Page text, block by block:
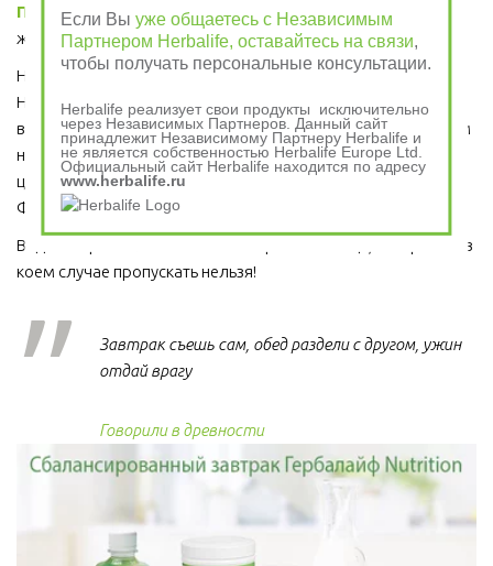
Правильное питание - это основа активной и энергичной
жизни.
Начните и Вы свой день со сбалансированного завтрака от
Herbalife Nutrition, как это уже сделали миллионы людей во
всем мире, которые каждое утро завтракают Растительным
напитком на основе Алоэ, приготовленного из самого
ценного сорта Алоэ Вера, Протеиновым коктейлем
Формула 1 и Травяным тонизирующим напитком (чай).
Ведь завтрак является важным приемом пищи, который ни в
коем случае пропускать нельзя!
Завтрак съешь сам, обед раздели с другом, ужин
отдай врагу
Говорили в древности
Если Выуже общаетесь с Независимым
Партнером Herbalife, оставайтесь на связи,
чтобы получать персональные консультации.
Herbalife реализует свои продукты исключительно
через Независимых Партнеров. Данный сайт
принадлежит Независимому Партнеру Herbalife и
не является собственностью Herbalife Europe Ltd.
Официальный сайт Herbalife находится по адресу
www.herbalife.ru